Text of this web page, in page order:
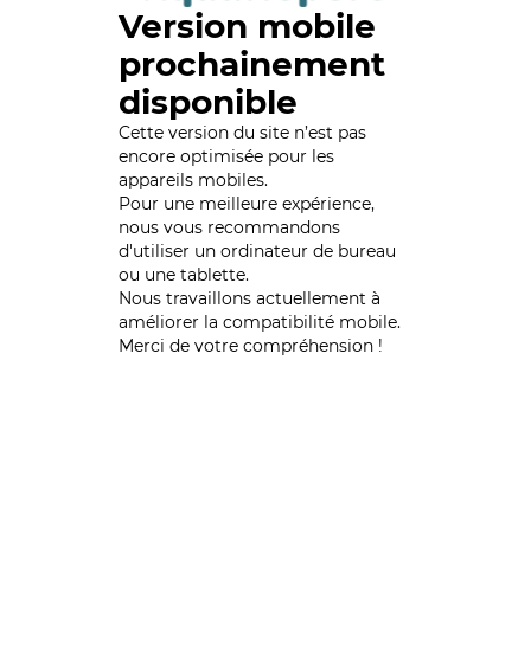
Version mobile
prochainement
disponible
Cette version du site n’est pas
encore optimisée pour les
appareils mobiles.
Pour une meilleure expérience,
nous vous recommandons
d'utiliser un ordinateur de bureau
ou une tablette.
Nous travaillons actuellement à
améliorer la compatibilité mobile.
Merci de votre compréhension !